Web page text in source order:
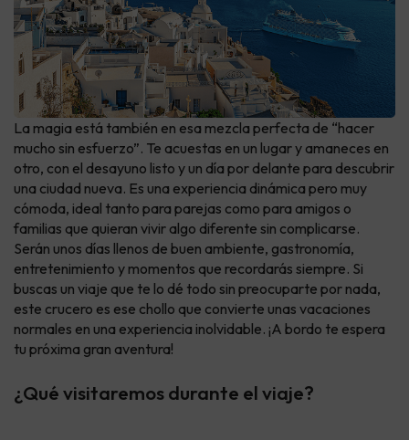
La magia está también en esa mezcla perfecta de “hacer
mucho sin esfuerzo”. Te acuestas en un lugar y amaneces en
otro, con el desayuno listo y un día por delante para descubrir
una ciudad nueva. Es una experiencia dinámica pero muy
cómoda, ideal tanto para parejas como para amigos o
familias que quieran vivir algo diferente sin complicarse.
Serán unos días llenos de buen ambiente, gastronomía,
entretenimiento y momentos que recordarás siempre. Si
buscas un viaje que te lo dé todo sin preocuparte por nada,
este crucero es ese chollo que convierte unas vacaciones
normales en una experiencia inolvidable. ¡A bordo te espera
tu próxima gran aventura!
¿Qué visitaremos durante el viaje?